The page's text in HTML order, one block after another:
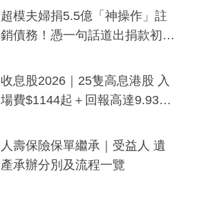
超模夫婦捐5.5億「神操作」註
銷債務！憑一句話道出捐款初
一度被誤當詐騙手段
收息股2026｜25隻高息港股 入
場費$1144起＋回報高達9.93
人壽保險保單繼承｜受益人 遺
產承辦分別及流程一覽